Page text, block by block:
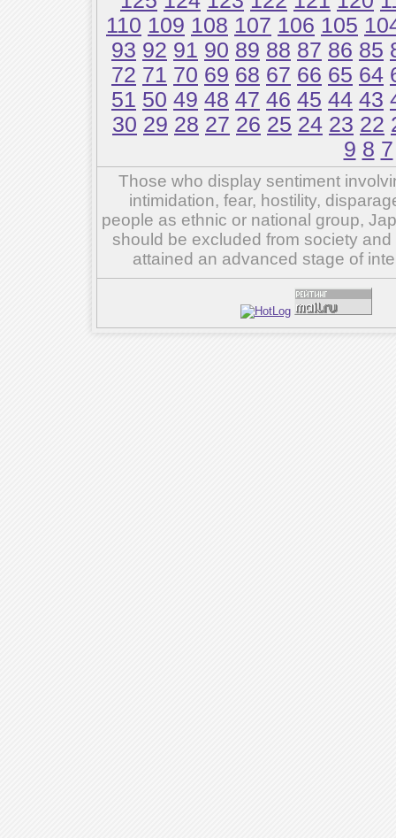
110 109 108 107 106 105
93 92 91 90 89 88 87 86 85
72 71 70 69 68 67 66 65 64
51 50 49 48 47 46 45 44 43
30 29 28 27 26 25 24 23 22
9 8 7
Those who display sentiment
intimidation, fear, hostility,
people as ethnic or national group,
should be excluded from society
attained an advanced stage of